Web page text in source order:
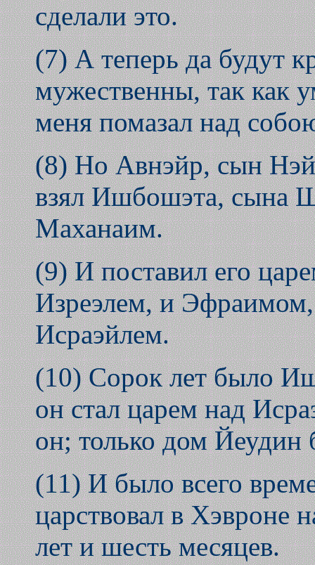
сделали это.
(7) А теперь да будут
мужественны, так как
меня помазал над
(8) Но Авнэйр, сын
взял Ишбошэта, сына
Маханаим.
(9) И поставил его
Изреэлем, и
Исраэйлем.
(10) Сорок лет было
он стал царем над
он; только дом Йеудин
(11) И было всего
царствовал в Хэвроне
лет и шесть месяцев.